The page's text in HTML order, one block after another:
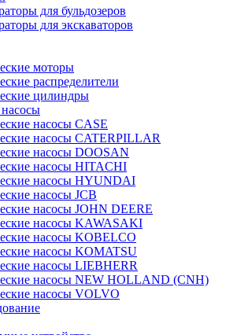
для бульдозеров
для экскаваторов
моторы
распределители
цилиндры
насосы CASE
насосы CATERPILLAR
насосы DOOSAN
насосы HITACHI
насосы HYUNDAI
насосы JCB
насосы JOHN DEERE
насосы KAWASAKI
насосы KOBELCO
насосы KOMATSU
насосы LIEBHERR
насосы NEW HOLLAND (CNH)
насосы VOLVO